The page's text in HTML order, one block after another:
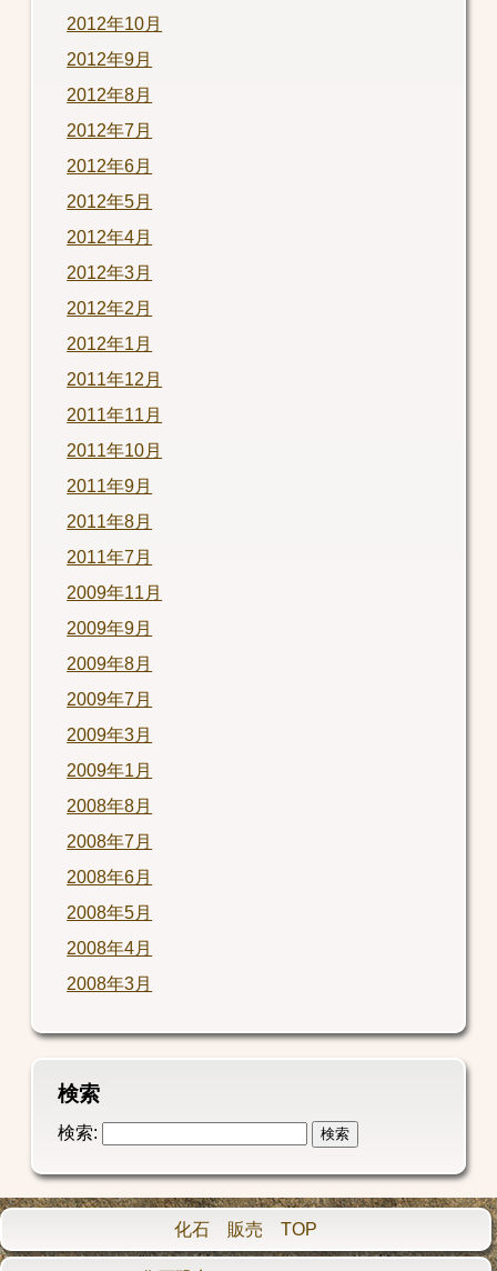
2012年10月
2012年9月
2012年8月
2012年7月
2012年6月
2012年5月
2012年4月
2012年3月
2012年2月
2012年1月
2011年12月
2011年11月
2011年10月
2011年9月
2011年8月
2011年7月
2009年11月
2009年9月
2009年8月
2009年7月
2009年3月
2009年1月
2008年8月
2008年7月
2008年6月
2008年5月
2008年4月
2008年3月
検索
検索:
化石 販売 TOP